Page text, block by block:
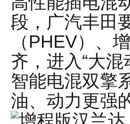
段，广汽丰田
（PHEV）、
齐，进入“大
智能电混双擎
油、动力更强